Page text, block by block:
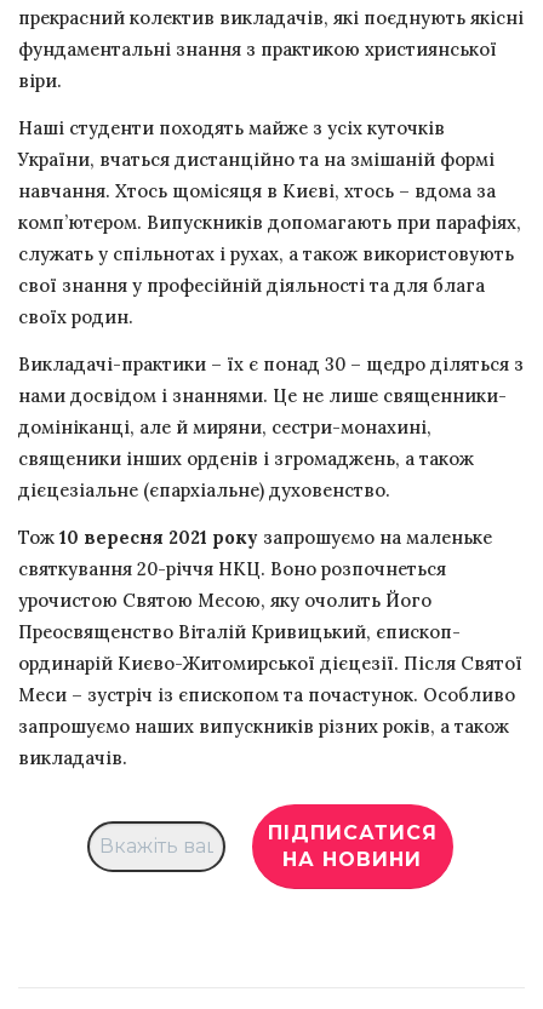
прекрасний колектив викладачів, які поєднують якісні
фундаментальні знання з практикою християнської
віри.
Наші студенти походять майже з усіх куточків
України, вчаться дистанційно та на змішаній формі
навчання. Хтось щомісяця в Києві, хтось – вдома за
комп’ютером. Випускників допомагають при парафіях,
служать у спільнотах і рухах, а також використовують
свої знання у професійній діяльності та для блага
своїх родин.
Викладачі-практики – їх є понад 30 – щедро діляться з
нами досвідом і знаннями. Це не лише священники-
домініканці, але й миряни, сестри-монахині,
священики інших орденів і згромаджень, а також
дієцезіальне (єпархіальне) духовенство.
Тож 10 вересня 2021 року запрошуємо на маленьке
святкування 20-річчя НКЦ. Воно розпочнеться
урочистою Святою Месою, яку очолить Його
Преосвященство Віталій Кривицький, єпископ-
ординарій Києво-Житомирської дієцезії. Після Святої
Меси – зустріч із єпископом та почастунок. Особливо
запрошуємо наших випускників різних років, а також
викладачів.